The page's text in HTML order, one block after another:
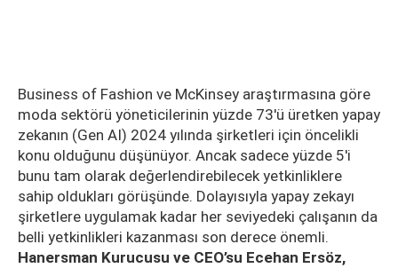
Business of Fashion ve McKinsey araştırmasına göre
moda sektörü yöneticilerinin yüzde 73'ü üretken yapay
zekanın (Gen AI) 2024 yılında şirketleri için öncelikli
konu olduğunu düşünüyor. Ancak sadece yüzde 5'i
bunu tam olarak değerlendirebilecek yetkinliklere
sahip oldukları görüşünde. Dolayısıyla yapay zekayı
şirketlere uygulamak kadar her seviyedeki çalışanın da
belli yetkinlikleri kazanması son derece önemli.
Hanersman Kurucusu ve CEO’su Ecehan Ersöz,